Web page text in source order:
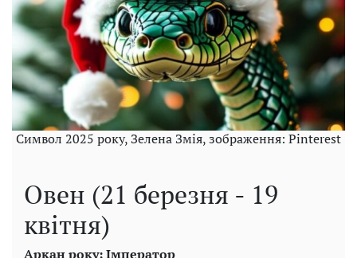
Символ 2025 року, Зелена Змія, зображення: Pinterest
Овен (21 березня - 19
квітня)
Аркан року: Імператор